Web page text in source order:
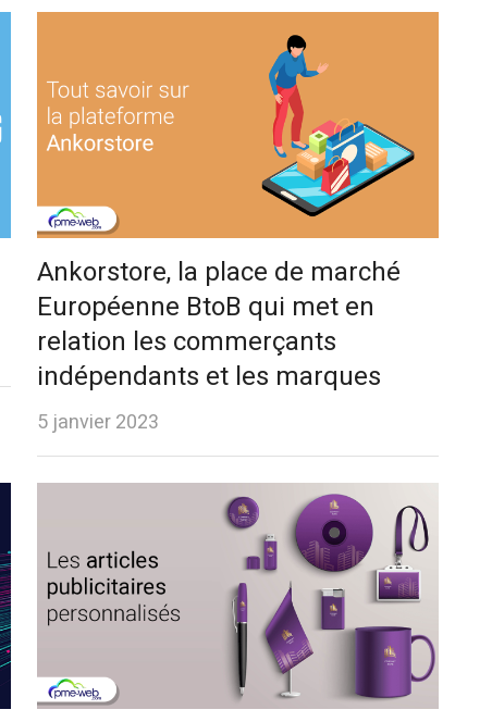
Ankorstore, la place de marché
Européenne BtoB qui met en
relation les commerçants
indépendants et les marques
5 janvier 2023